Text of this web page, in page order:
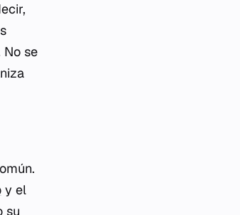
No se
y el
su